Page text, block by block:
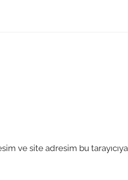
ve site adresim bu tarayıcıya